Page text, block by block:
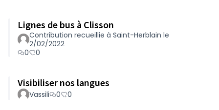
Lignes de bus à Clisson
Contribution recueillie à Saint-Herblain le
2/02/2022
0
0
Visibiliser nos langues
Vassili 0 0